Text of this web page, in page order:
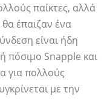
παίκτες, αλλά
έπαιζαν ένα
είναι ήδη
ή πόσιμο Snapple και
για πολλούς
με την